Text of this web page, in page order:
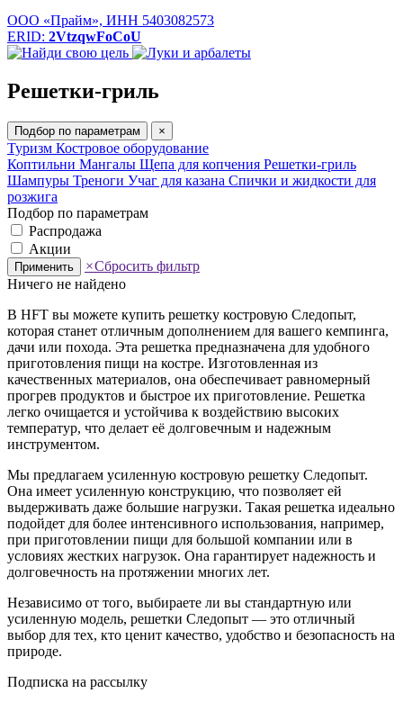
ООО «Прайм», ИНН 5403082573
ERID: 2VtzqwFoCoU
Решетки-гриль
Подбор по параметрам ×
Туризм Костровое оборудование
Коптильни Мангалы Щепа для копчения Решетки-гриль
Шампуры Треноги Учаг для казана Спички и жидкости для
розжига
Подбор по параметрам
Распродажа
Акции
Применить ×Сбросить фильтр
Ничего не найдено
В HFT вы можете купить решетку костровую Следопыт,
которая станет отличным дополнением для вашего кемпинга,
дачи или похода. Эта решетка предназначена для удобного
приготовления пищи на костре. Изготовленная из
качественных материалов, она обеспечивает равномерный
прогрев продуктов и быстрое их приготовление. Решетка
легко очищается и устойчива к воздействию высоких
температур, что делает её долговечным и надежным
инструментом.
Мы предлагаем усиленную костровую решетку Следопыт.
Она имеет усиленную конструкцию, что позволяет ей
выдерживать даже большие нагрузки. Такая решетка идеально
подойдет для более интенсивного использования, например,
при приготовлении пищи для большой компании или в
условиях жестких нагрузок. Она гарантирует надежность и
долговечность на протяжении многих лет.
Независимо от того, выбираете ли вы стандартную или
усиленную модель, решетки Следопыт — это отличный
выбор для тех, кто ценит качество, удобство и безопасность на
природе.
Подписка на рассылку